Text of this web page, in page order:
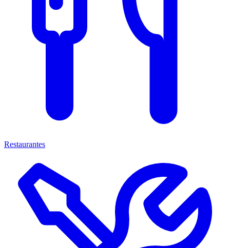
Restaurantes